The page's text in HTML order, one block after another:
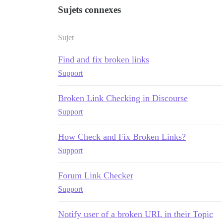
Sujets connexes
Sujet
Find and fix broken links
Support
Broken Link Checking in Discourse
Support
How Check and Fix Broken Links?
Support
Forum Link Checker
Support
Notify user of a broken URL in their Topic